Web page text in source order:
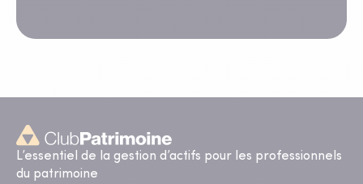
L’essentiel de la gestion d’actifs pour les professionnels
du patrimoine